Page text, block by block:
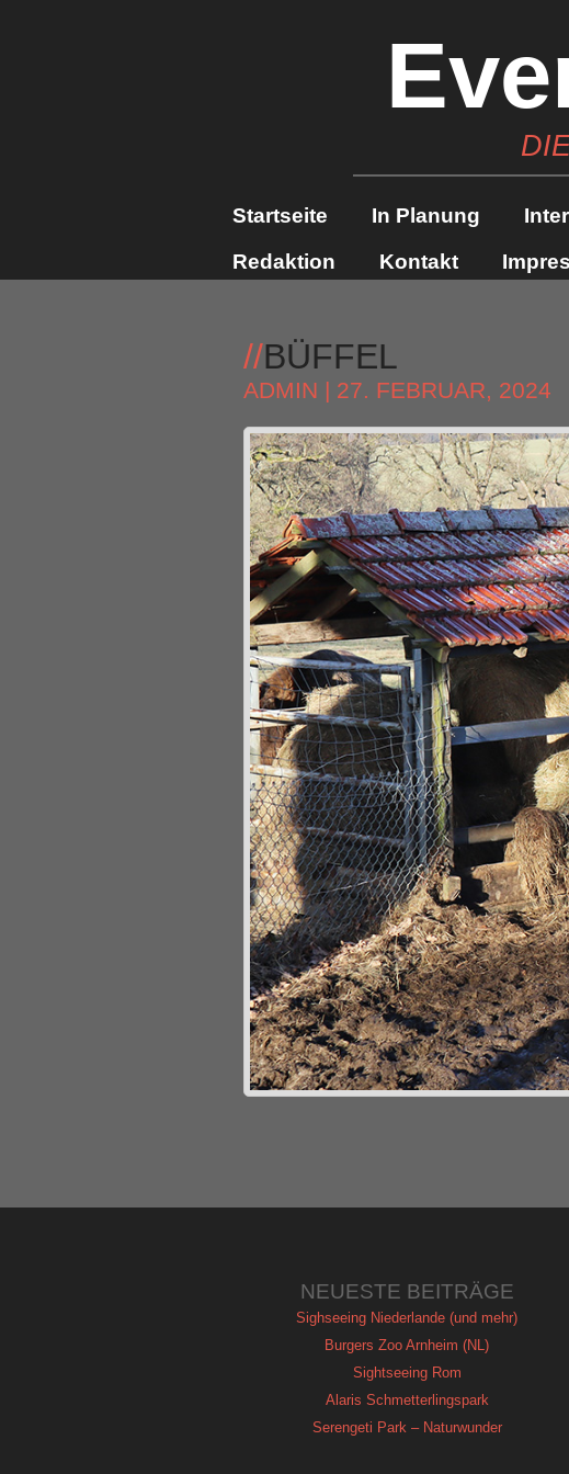
Startseite In Planung
Redaktion
Kontakt
//BÜFFEL
ADMIN | 27. FEBRUAR, 2024
NEUESTE BEITRÄGE
Sighseeing Niederlande (und mehr)
Burgers Zoo Arnheim (NL)
Sightseeing Rom
Alaris Schmetterlingspark
Serengeti Park – Naturwunder